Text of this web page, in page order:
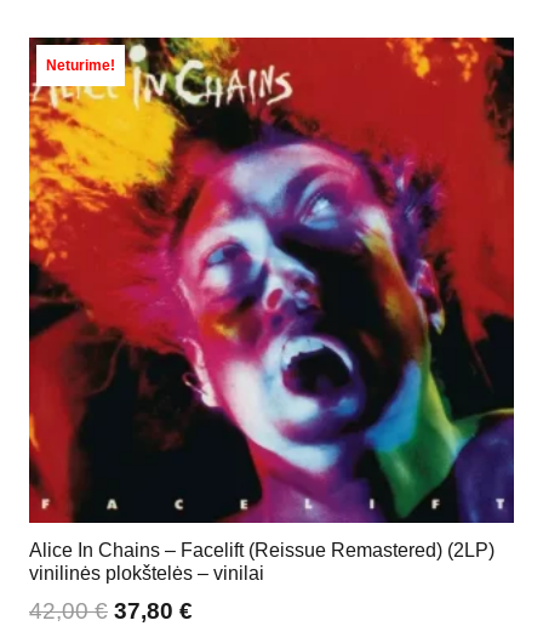
Neturime!
Alice In Chains – Facelift (Reissue Remastered) (2LP)
vinilinės plokštelės – vinilai
42,00€ 37,80 €